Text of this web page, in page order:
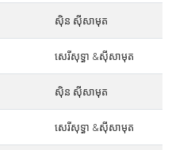
ស៊ិន ស៊ីសាមុត
សេរីសុទ្ធា​ &ស៊ីសាមុត
ស៊ិន ស៊ីសាមុត
សេរីសុទ្ធា​ &ស៊ីសាមុត